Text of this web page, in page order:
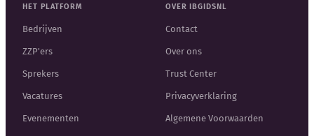
HET PLATFORM
Bedrijven
ZZP'ers
Sprekers
Vacatures
Evenementen
OVER IBGIDSNL
Contact
Over ons
Trust Center
Privacyverklaring
Algemene Voorwaarden